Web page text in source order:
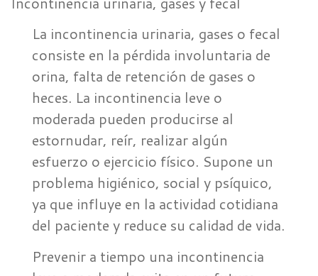
La incontinencia urinaria, gases o fecal
consiste en la pérdida involuntaria de
orina, falta de retención de gases o
heces. La incontinencia leve o
moderada pueden producirse al
estornudar, reír, realizar algún
esfuerzo o ejercicio físico. Supone un
problema higiénico, social y psíquico,
ya que influye en la actividad cotidiana
del paciente y reduce su calidad de vida.
Prevenir a tiempo una incontinencia